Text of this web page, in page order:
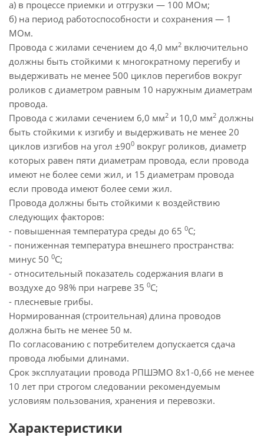
а) в процессе приемки и отгрузки — 100 МОм;
б) на период работоспособности и сохранения — 1
МОм.
Провода с жилами сечением до 4,0 мм2 включительно
должны быть стойкими к многократному перегибу и
выдерживать не менее 500 циклов перегибов вокруг
роликов с диаметром равным 10 наружным диаметрам
провода.
Провода с жилами сечением 6,0 мм2 и 10,0 мм2 должны
быть стойкими к изгибу и выдерживать не менее 20
циклов изгибов на угол ±900 вокруг роликов, диаметр
которых равен пяти диаметрам провода, если провода
имеют не более семи жил, и 15 диаметрам провода
если провода имеют более семи жил.
Провода должны быть стойкими к воздействию
следующих факторов:
- повышенная температура среды до 65 0С;
- пониженная температура внешнего пространства:
минус 50 0С;
- относительный показатель содержания влаги в
воздухе до 98% при нагреве 35 0С;
- плесневые грибы.
Нормированная (строительная) длина проводов
должна быть не менее 50 м.
По согласованию с потребителем допускается сдача
провода любыми длинами.
Срок эксплуатации провода РПШЭМО 8х1-0,66 не менее
10 лет при строгом следовании рекомендуемым
условиям пользования, хранения и перевозки.
Характеристики